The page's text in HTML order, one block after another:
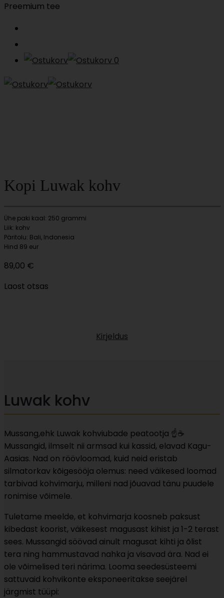
Preemium tee
0
Kopi Luwak kohv
Ühe paki kaal: 250 grammi
Liik: kohv
Päritolu: Bali, Indonesia
Hind 89 eur
89,00 €
Laost otsas
Kirjeldus
Luwak kohv
Mussang,ehk Luwak kohviubade peatootja ☝️☕️
Mussangid, ilmselt nii armsad kui kassid, elavad Kagu-
Aasias. Nad on röövloomad, kuid neid eristab
silmatorkav kõigesööja olemus: need väikesed loomad
tarbivad kohvimarju, milleni nad jõuavad tänu puudele
ronimise võimele.
Tuletame meelde, et kohvimarja koosneb paksust
kibedast koorist, väikesest magusast kihist ja 1-2 terast
sees. Mussangid söövad ainult magusat kihti ja õlist
tera ning hammustavad nahka ja visavad ära. Nad ei
ole võimelised teri närima. Looma seedesüsteemi
sattuvaid kohvikonte eksponeeritakse seejärel
järgmist tüüpi: